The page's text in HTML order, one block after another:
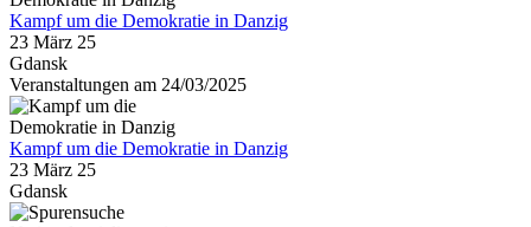
Kampf um die Demokratie in Danzig
23 März 25
Gdansk
Veranstaltungen am 24/03/2025
Kampf um die Demokratie in Danzig
23 März 25
Gdansk